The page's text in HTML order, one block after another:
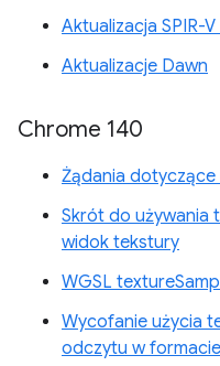
Aktualizacja SPIR-
Aktualizacje Dawn
Chrome 140
Żądania
Skrót do używania
widok tekstury
WGSL
Wycofanie użycia
odczytu w